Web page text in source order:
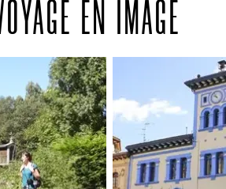
le chemin parcouru.
la Porta do Camino
chemin à travers ruelles,
quartiers de la ville
mondiale de
votre arrivée devant la
et des prestations à
dans l'après-
EN IMAGE